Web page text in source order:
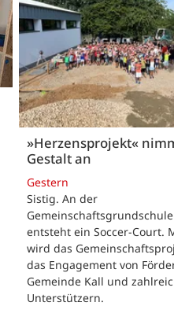
»Herzensprojekt«
Gestalt an
Gestern
Sistig. An der
entsteht ein Soccer-Court.
wird das
das Engagement von
Gemeinde Kall und
Unterstützern.